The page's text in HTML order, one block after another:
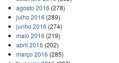
agosto 2016 (278)
julho 2016 (289)
junho 2016 (274)
maio 2016 (219)
abril 2016 (202)
março 2016 (285)